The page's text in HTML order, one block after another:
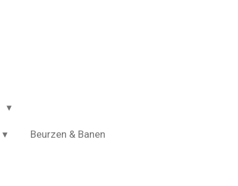
Beurzen & Banen